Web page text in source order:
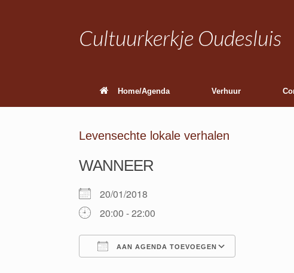
Cultuurkerkje Oudesluis
Home/Agenda Verhuur
Levensechte lokale verhalen
WANNEER
20/01/2018
20:00 - 22:00
AAN AGENDA TOEVOEGEN